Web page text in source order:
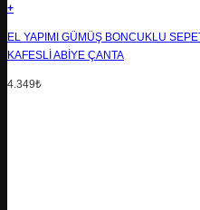
+
EL YAPIMI GÜMÜŞ BONCUKLU
KAFESLI ABIYE ÇANTA
4.349₺